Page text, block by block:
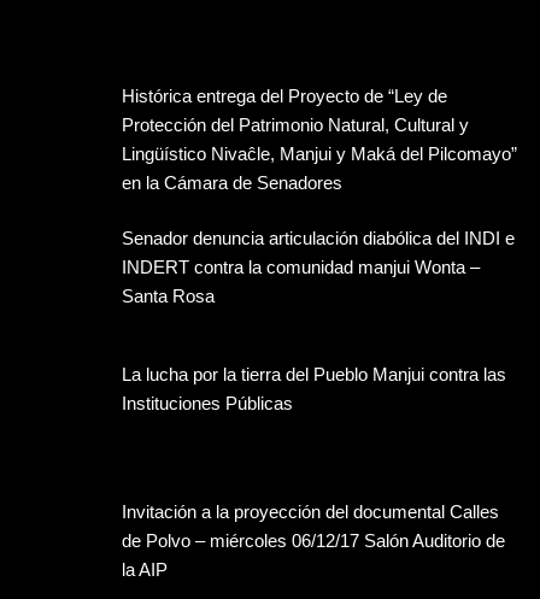
Histórica entrega del Proyecto de “Ley de
Protección del Patrimonio Natural, Cultural y
Lingüístico Nivaĉle, Manjui y Maká del Pilcomayo”
en la Cámara de Senadores
Senador denuncia articulación diabólica del INDI e
INDERT contra la comunidad manjui Wonta –
Santa Rosa
La lucha por la tierra del Pueblo Manjui contra las
Instituciones Públicas
Invitación a la proyección del documental Calles
de Polvo – miércoles 06/12/17 Salón Auditorio de
la AIP